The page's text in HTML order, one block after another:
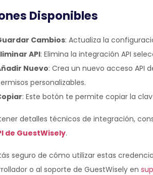
Disponibles
Cambios: Actualiza la
API: Elimina la integración API
Nuevo: Crea un nuevo acceso API
personalizables.
: Este botón te permite copiar la
detalles técnicos de integración,
de GuestWisely.
seguro de cómo utilizar estas
o al soporte de GuestWisely en